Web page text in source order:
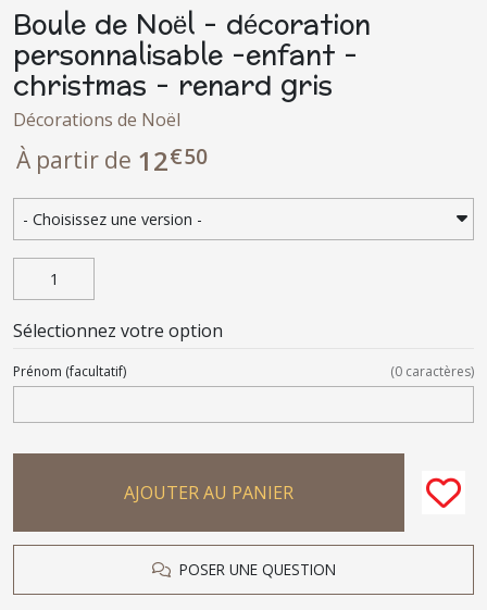
Boule de Noël - décoration
personnalisable -enfant -
christmas - renard gris
Décorations de Noël
À partir de 12€50
Sélectionnez votre option
Prénom (facultatif) (0 caractères)
AJOUTER AU PANIER
POSER UNE QUESTION